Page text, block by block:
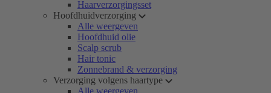
Haarverzorgingsset
Hoofdhuidverzorging
Alle weergeven
Hoofdhuid olie
Scalp scrub
Hair tonic
Zonnebrand & verzorging
Verzorging volgens haartype
Alle weergeven